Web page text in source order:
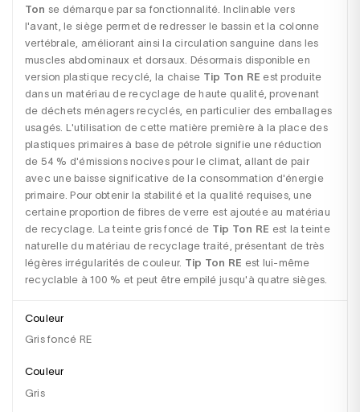
Ton se démarque par sa fonctionnalité. Inclinable vers
l'avant, le siège permet de redresser le bassin et la colonne
vertébrale, améliorant ainsi la circulation sanguine dans les
muscles abdominaux et dorsaux. Désormais disponible en
version plastique recyclé, la chaise Tip Ton RE est produite
dans un matériau de recyclage de haute qualité, provenant
de déchets ménagers recyclés, en particulier des emballages
usagés. L'utilisation de cette matière première à la place des
plastiques primaires à base de pétrole signifie une réduction
de 54 % d'émissions nocives pour le climat, allant de pair
avec une baisse significative de la consommation d'énergie
primaire. Pour obtenir la stabilité et la qualité requises, une
certaine proportion de fibres de verre est ajoutée au matériau
de recyclage. La teinte gris foncé de Tip Ton RE est la teinte
naturelle du matériau de recyclage traité, présentant de très
légères irrégularités de couleur. Tip Ton RE est lui-même
recyclable à 100 % et peut être empilé jusqu'à quatre sièges.
Couleur
Gris foncé RE
Couleur
gris